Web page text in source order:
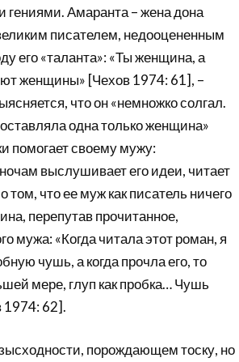
Амаранта – жена дона
писателем, недооцененным
его «таланта»: «Ты женщина, а
женщины» [Чехов 1974: 61], –
что он «немножко солгал.
одна только женщина»
помогает своему мужу:
выслушивает его идеи, читает
что ее муж как писатель ничего
перепутав прочитанное,
мужа: «Когда читала этот роман, я
чушь, а когда прочла его, то
мере, глуп как пробка… Чушь
1974: 62].
порождающем тоску, но